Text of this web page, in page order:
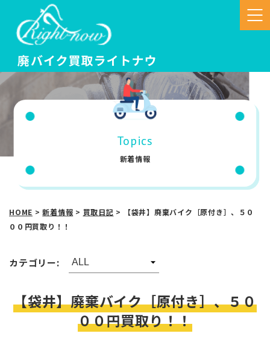
Topics
新着情報
HOME >新着情報 > 買取日記 >
【袋井】廃棄バイク［原付き］、５０
００円買取り！！
カテゴリー:
【袋井】廃棄バイク［原付き］、５０
００円買取り！！